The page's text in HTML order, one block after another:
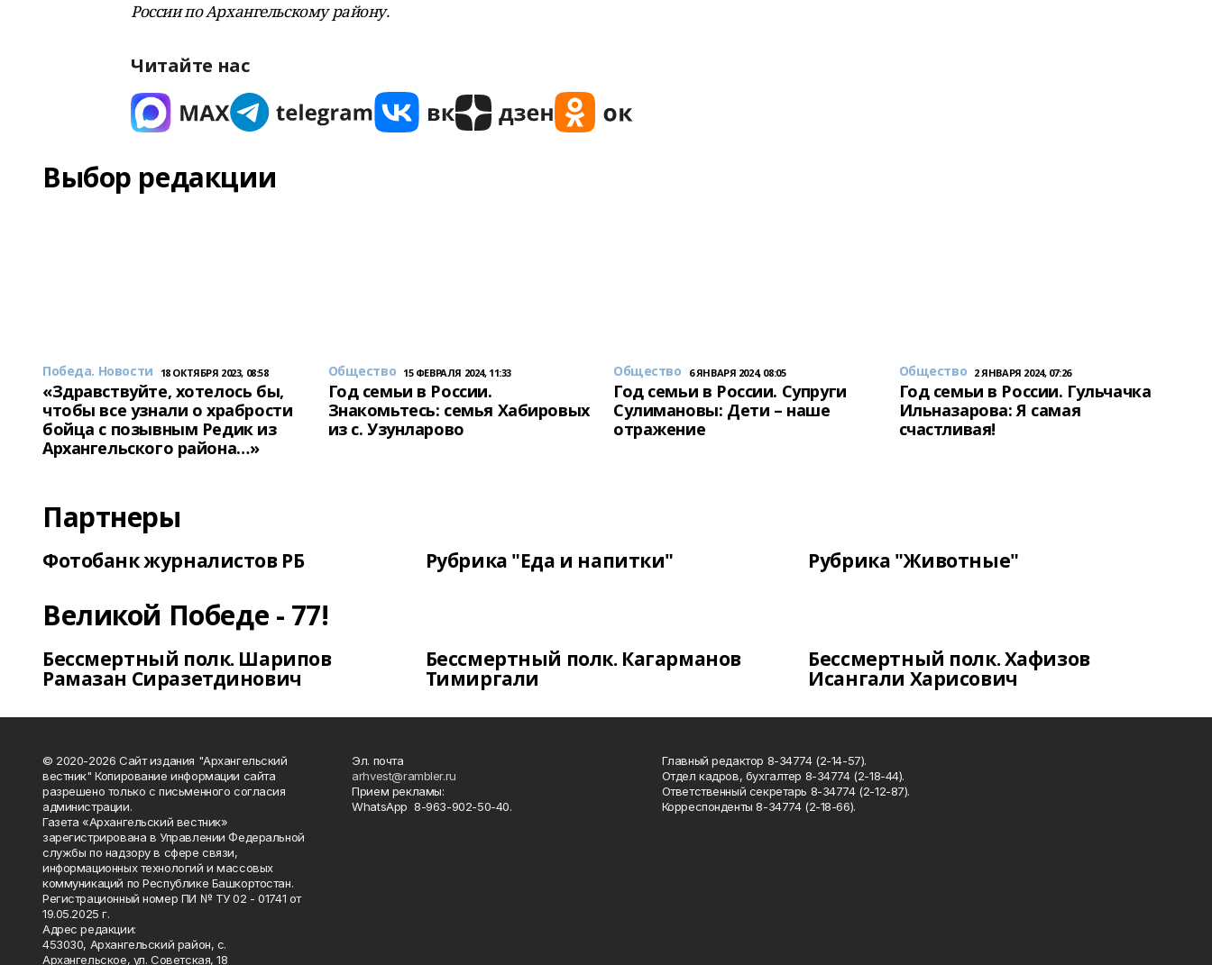
России по Архангельскому району.
Читайте нас
Выбор редакции
Победа. Новости 18 ОКТЯБРЯ 2023, 08:58
«Здравствуйте, хотелось бы,
чтобы все узнали о храбрости
бойца с позывным Редик из
Архангельского района…»
Общество 15 ФЕВРАЛЯ 2024, 11:33
Год семьи в России.
Знакомьтесь: семья Хабировых
из с. Узунларово
Общество 6 ЯНВАРЯ 2024, 08:05
Год семьи в России. Супруги
Сулимановы: Дети – наше
отражение
Общество 2 ЯНВАРЯ 2024, 07:26
Год семьи в России. Гульчачка
Ильназарова: Я самая
счастливая!
Партнеры
Фотобанк журналистов РБ Рубрика "Еда и напитки" Рубрика "Животные"
Великой Победе - 77!
Бессмертный полк. Шарипов
Рамазан Сиразетдинович
Бессмертный полк. Кагарманов
Тимиргали
Бессмертный полк. Хафизов
Исангали Харисович
© 2020-2026 Сайт издания "Архангельский
вестник" Копирование информации сайта
разрешено только с письменного согласия
администрации.
Газета «Архангельский вестник»
зарегистрирована в Управлении Федеральной
службы по надзору в сфере связи,
информационных технологий и массовых
коммуникаций по Республике Башкортостан.
Регистрационный номер ПИ № ТУ 02 - 01741 от
19.05.2025 г.
Адрес редакции:
453030, Архангельский район, с.
Архангельское, ул. Советская, 18
Эл. почта
arhvest@rambler.ru
Прием рекламы:
WhatsApp 8-963-902-50-40.
Главный редактор 8-34774 (2-14-57).
Отдел кадров, бухгалтер 8-34774 (2-18-44).
Ответственный секретарь 8-34774 (2-12-87).
Корреспонденты 8-34774 (2-18-66).